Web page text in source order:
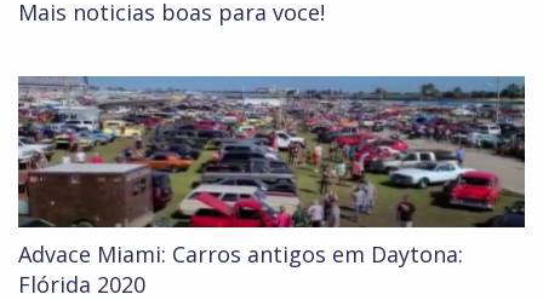
Mais noticias boas para voce!
Advace Miami: Carros antigos em Daytona:
Flórida 2020